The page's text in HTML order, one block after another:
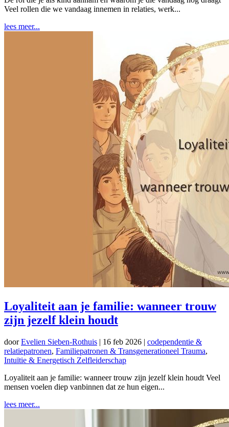
Veel rollen die we vandaag innemen in relaties, werk...
lees meer...
Loyaliteit aan je familie: wanneer trouw
zijn jezelf klein houdt
doorEvelien Sieben-Rothuis | 16 feb 2026 | codependentie &
relatiepatronen, Familiepatronen & Transgenerationeel Trauma,
Intuïtie & Energetisch Zelfleiderschap
Loyaliteit aan je familie: wanneer trouw zijn jezelf klein houdt Veel
mensen voelen diep vanbinnen dat ze hun eigen...
lees meer...